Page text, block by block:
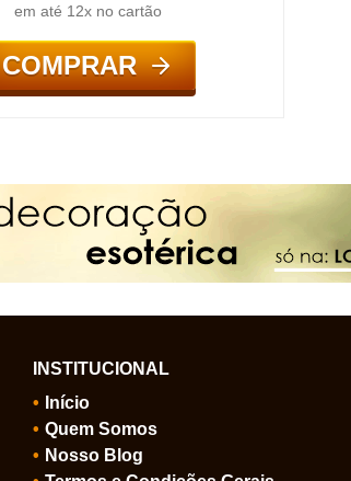
em até 12x no cartão
COMPRAR
INSTITUCIONAL
Início
Quem Somos
Nosso Blog